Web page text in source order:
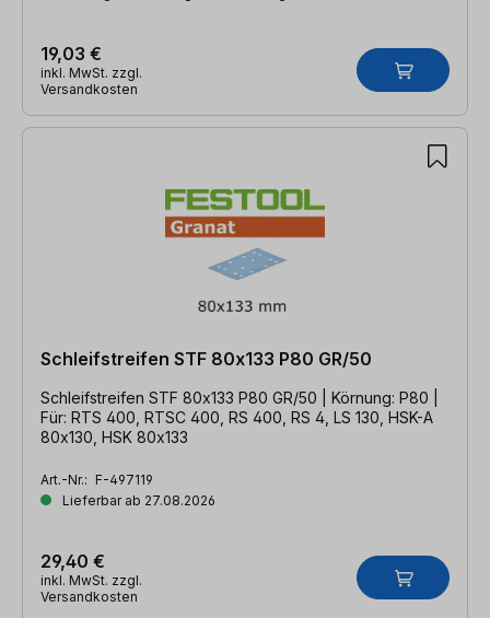
19,03 €
inkl. MwSt. zzgl.
Versandkosten
Schleifstreifen STF 80x133 P80 GR/50
Schleifstreifen STF 80x133 P80 GR/50 | Körnung: P80 |
Für: RTS 400, RTSC 400, RS 400, RS 4, LS 130, HSK-A
80x130, HSK 80x133
Art.-Nr.: F-497119
Lieferbar ab 27.08.2026
29,40 €
inkl. MwSt. zzgl.
Versandkosten